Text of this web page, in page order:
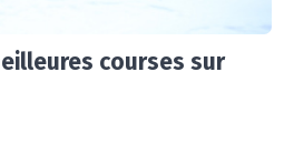
courses sur